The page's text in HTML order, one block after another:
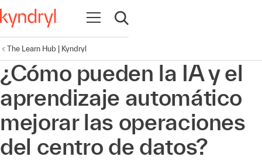
Abrir navegación
Abrir búsqueda
The Learn Hub | Kyndryl
¿Cómo pueden la IA y el
aprendizaje automático
mejorar las operaciones
del centro de datos?